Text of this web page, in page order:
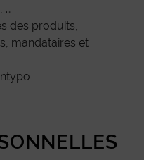
…
des produits,
mandataires et